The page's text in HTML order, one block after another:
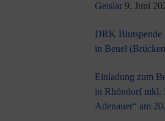
Geislar 9. Juni
DRK Blutspende
in Beuel
Einladung zum
in Rhöndorf inkl.
Adenauer“ am